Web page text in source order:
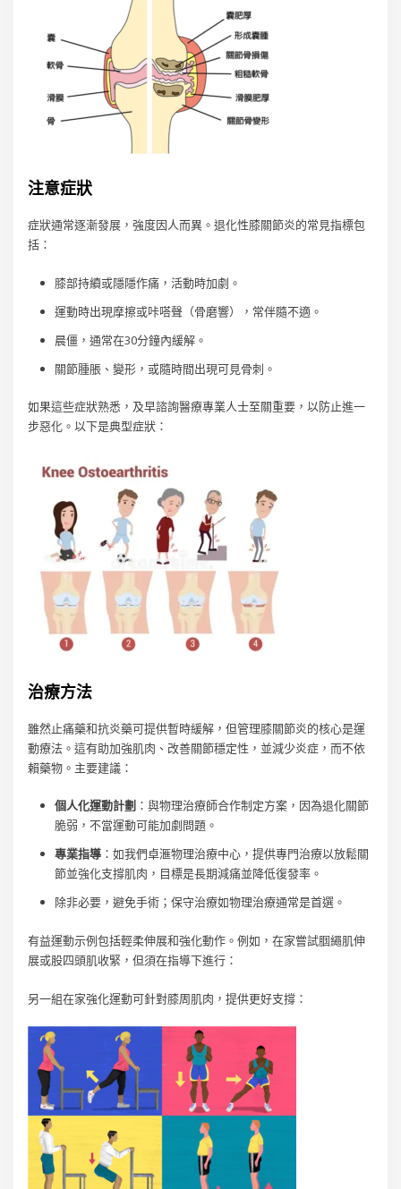
注意症狀
症狀通常逐漸發展，強度因人而異。退化性膝關節炎的常見指標包
括：
膝部持續或隱隱作痛，活動時加劇。
運動時出現摩擦或咔嗒聲（骨磨響），常伴隨不適。
晨僵，通常在30分鐘內緩解。
關節腫脹、變形，或隨時間出現可見骨刺。
如果這些症狀熟悉，及早諮詢醫療專業人士至關重要，以防止進一
步惡化。以下是典型症狀：
治療方法
雖然止痛藥和抗炎藥可提供暫時緩解，但管理膝關節炎的核心是運
動療法。這有助加強肌肉、改善關節穩定性，並減少炎症，而不依
賴藥物。主要建議：
個人化運動計劃 ：與物理治療師合作制定方案，因為退化關節
脆弱，不當運動可能加劇問題。
專業指導：如我們卓滙物理治療中心，提供專門治療以放鬆關
節並強化支撐肌肉，目標是長期減痛並降低復發率。
除非必要，避免手術；保守治療如物理治療通常是首選。
有益運動示例包括輕柔伸展和強化動作。例如，在家嘗試腘繩肌伸
展或股四頭肌收緊，但須在指導下進行：
另一組在家強化運動可針對膝周肌肉，提供更好支撐：